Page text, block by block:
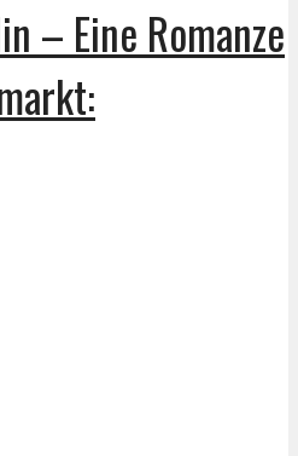
– Eine Romanze